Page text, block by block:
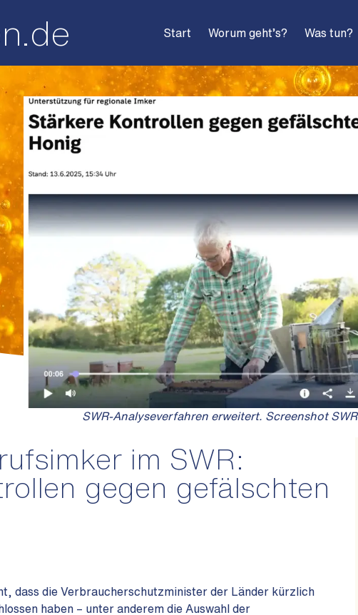
Start Worum geht’s? Was tun?
SWR-Analyseverfahren erweitert. Screenshot SWR
im SWR:
gegen gefälschten
dass die Verbraucherschutzminister der Länder kürzlich
haben – unter anderem die Auswahl der